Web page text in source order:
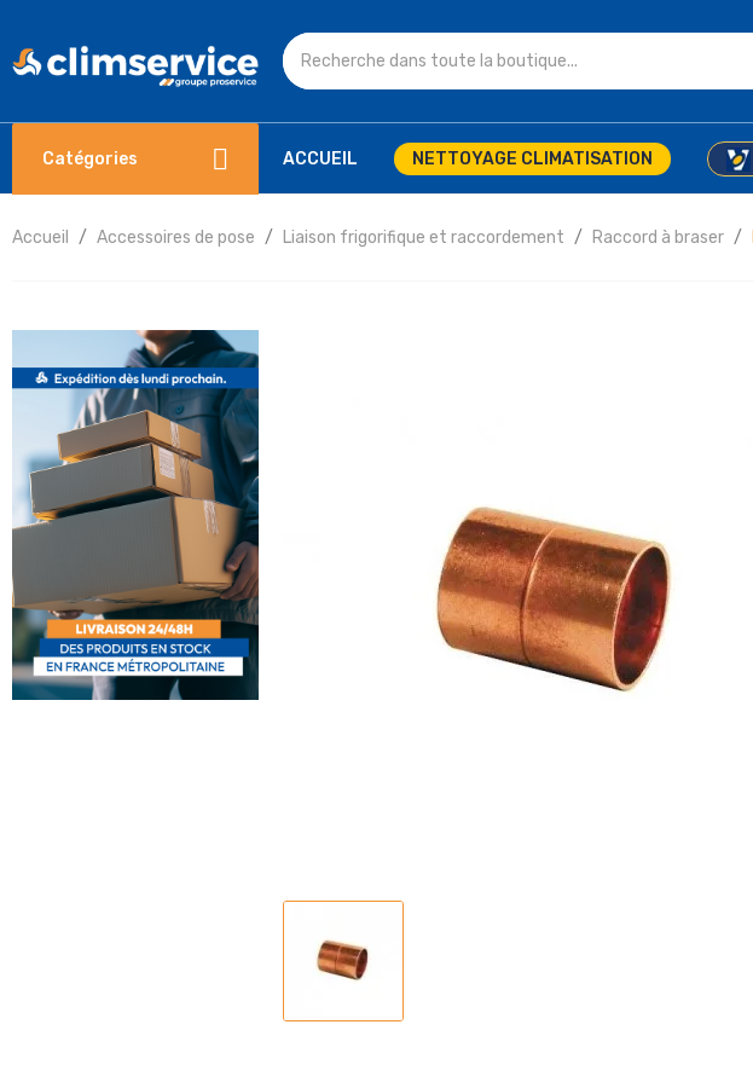
Catégories ACCUEIL NETTOYAGE CLIMATISATION
Accueil Accessoires de pose Liaison frigorifique et raccordement Raccord à braser